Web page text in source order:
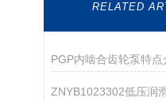
RELATED
PGP内啮合齿轮泵特点